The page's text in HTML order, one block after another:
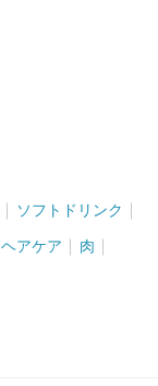
ソフトドリンク
ヘアケア 肉